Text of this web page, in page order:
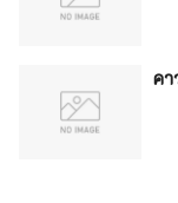
คา